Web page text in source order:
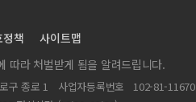
정책
사이트맵
따라 처벌받게 됨을 알려드립니다.
구 종로 1 사업자등록번호
102-81-11670